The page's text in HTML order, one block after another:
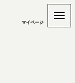
マイページ